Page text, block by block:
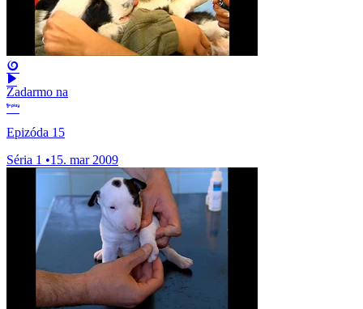
Zadarmo na
Epizóda 15
Séria 1 •15. mar 2009